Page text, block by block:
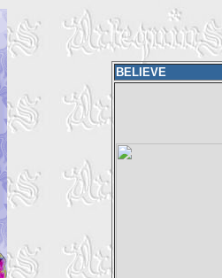
BELIEVE